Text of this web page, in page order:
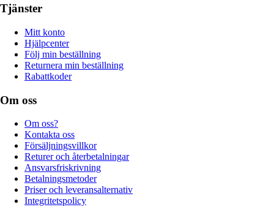
Tjänster
Mitt konto
Hjälpcenter
Följ min beställning
Returnera min beställning
Rabattkoder
Om oss
Om oss?
Kontakta oss
Försäljningsvillkor
Returer och återbetalningar
Ansvarsfriskrivning
Betalningsmetoder
Priser och leveransalternativ
Integritetspolicy